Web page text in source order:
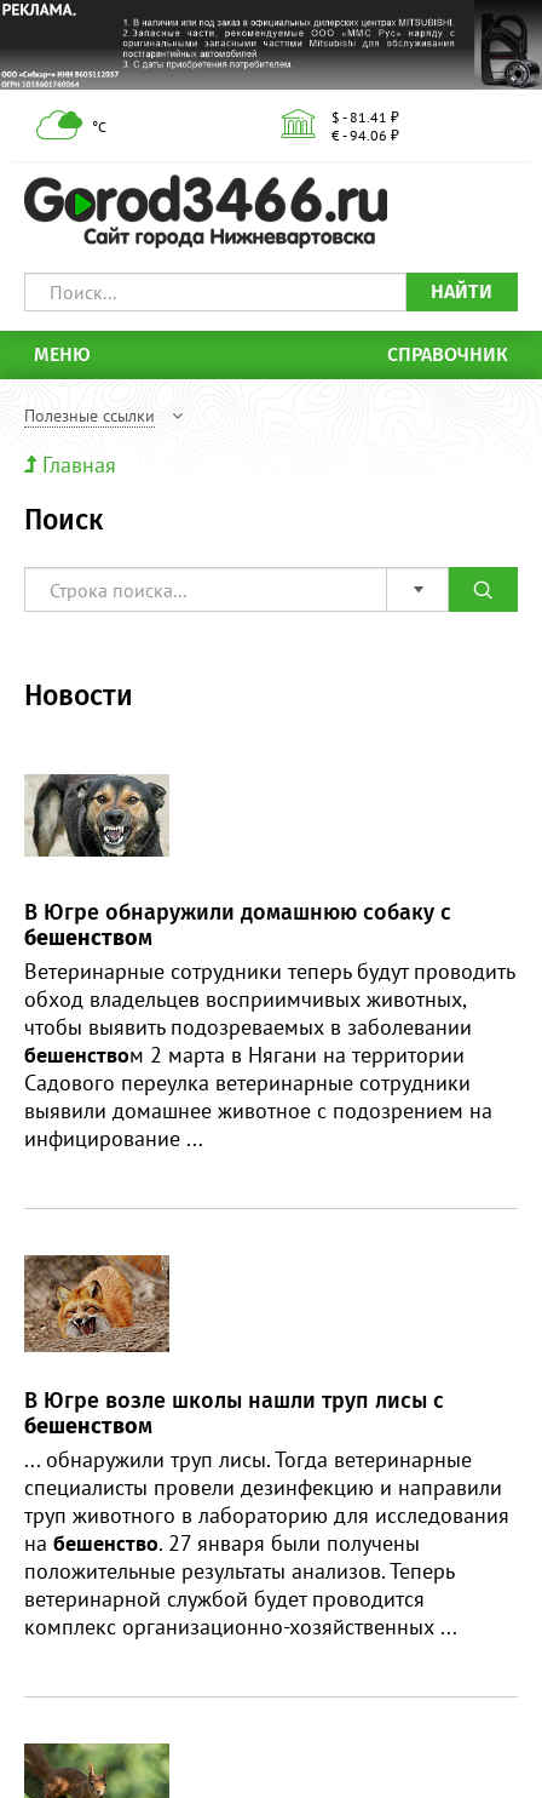
°С
$ - 81.41 ₽
€ - 94.06 ₽
НАЙТИ
МЕНЮ СПРАВОЧНИК
Полезные ссылки
Главная
Поиск
Новости
В Югре обнаружили домашнюю собаку с
бешенством
Ветеринарные сотрудники теперь будут проводить
обход владельцев восприимчивых животных,
чтобы выявить подозреваемых в заболевании
бешенством 2 марта в Нягани на территории
Садового переулка ветеринарные сотрудники
выявили домашнее животное с подозрением на
инфицирование ...
В Югре возле школы нашли труп лисы с
бешенством
... обнаружили труп лисы. Тогда ветеринарные
специалисты провели дезинфекцию и направили
труп животного в лабораторию для исследования
на бешенство. 27 января были получены
положительные результаты анализов. Теперь
ветеринарной службой будет проводится
комплекс организационно-хозяйственных ...